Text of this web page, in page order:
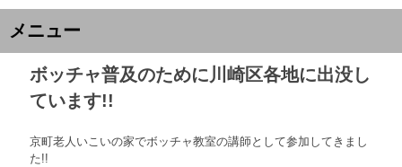
メニュー
ボッチャ普及のために川崎区各地に出没し
ています!!
京町老人いこいの家でボッチャ教室の講師として参加してきまし
た!!